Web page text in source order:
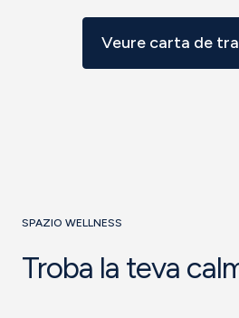
Veure carta de
SPAZIO WELLNESS
Troba la teva